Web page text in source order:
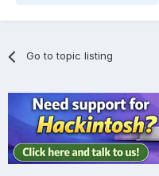
Go to topic listing